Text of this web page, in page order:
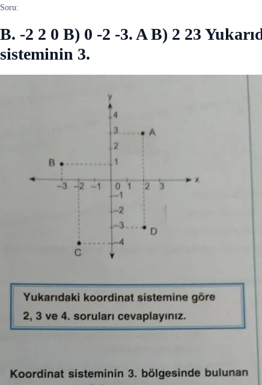
Soru:
B. -2 2 0 B) 0 -2 -3. A B) 2 23
sisteminin 3.